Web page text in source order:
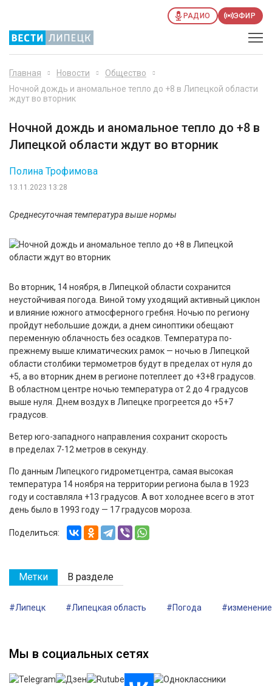
РАДИО ЭФИР
Главная Новости
Общество
Ночной дождь и аномальное тепло до +8 в Липецкой области
ждут во вторник
Ночной дождь и аномальное тепло до +8 в
Липецкой области ждут во вторник
13.11.2023 13:28
Полина Трофимова
Среднесуточная температура выше нормы
Во вторник, 14 ноября, в Липецкой области сохранится
неустойчивая погода. Виной тому уходящий активный циклон
и влияние южного атмосферного гребня. Ночью по региону
пройдут небольшие дожди, а днем синоптики обещают
переменную облачность без осадков. Температура по-
прежнему выше климатических рамок — ночью в Липецкой
области столбики термометров будут в пределах от нуля до
+5, а во вторник днем в регионе потеплеет до +3+8 градусов.
В областном центре ночью температура от 2 до 4 градусов
выше нуля. Днем воздух в Липецке прогреется до +5+7
градусов.
Ветер юго-западного направления сохранит скорость
в пределах 7-12 метров в секунду.
По данным Липецкого гидрометцентра, самая высокая
температура 14 ноября на территории региона была в 1923
году и составляла +13 градусов. А вот холоднее всего в этот
день было в 1993 году — 17 градусов мороза.
Поделиться:
Метки В разделе
#Липецк #Липецкая область #Погода
Мы в социальных сетях